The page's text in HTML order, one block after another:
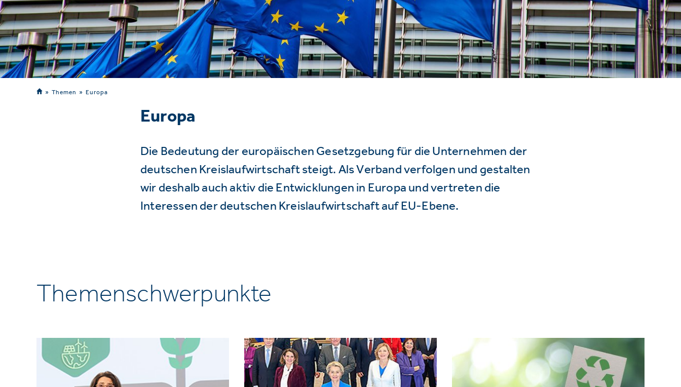
Themen Europa
Europa
Die Bedeutung der europäischen Gesetzgebung für die Unternehmen der
deutschen Kreislaufwirtschaft steigt. Als Verband verfolgen und gestalten
wir deshalb auch aktiv die Entwicklungen in Europa und vertreten die
Interessen der deutschen Kreislaufwirtschaft auf EU-Ebene.
Themenschwerpunkte